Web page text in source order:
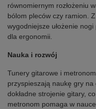
równomiernym rozłożeniu
bólom pleców czy ramion.
wygodniejsze ułożenie
dla ergonomii.
Nauka i rozwój
Tunery gitarowe i
przyspieszają naukę gry
dokładne strojenie gitary,
metronom pomaga w